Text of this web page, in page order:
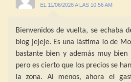
EL 11/06/2026 A LAS 10:56 AM
Bienvenidos de vuelta, se echaba
blog jejeje. Es una lástima lo de
bastante bien y además muy bien
pero es cierto que los precios se
la zona. Al menos, ahora el